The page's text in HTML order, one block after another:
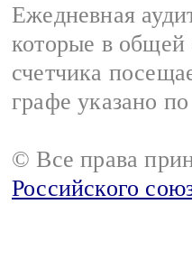
Ежедневная
которые в
счетчика
графе указано
© Все права
Российского